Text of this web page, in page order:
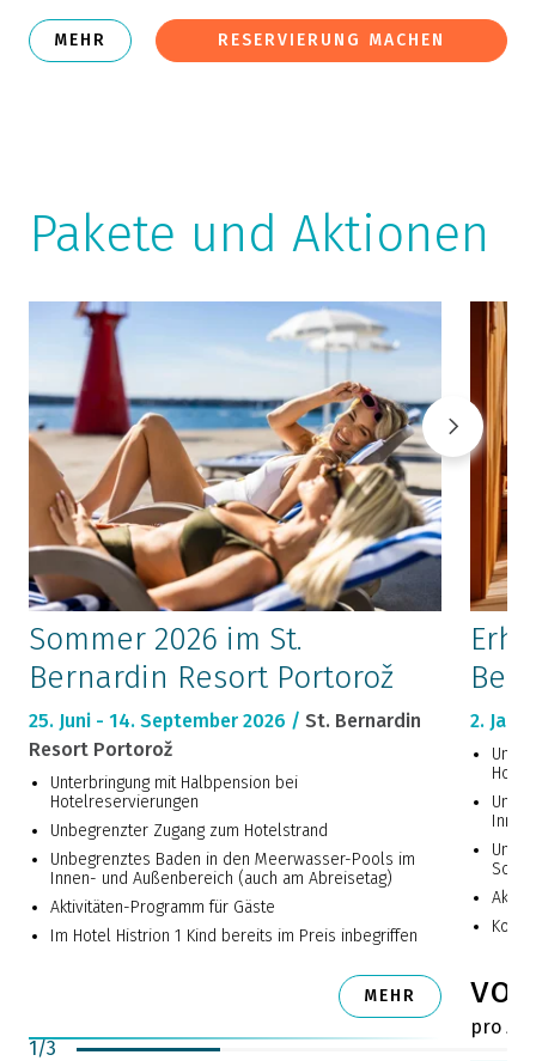
MEHR RESERVIERUNG MACHEN
Pakete und Aktionen
Sommer 2026 im St.
Bernardin Resort Portorož
25. Juni - 14. September 2026 / St. Bernardin
Resort Portorož
Unterbringung mit Halbpension bei
Hotelreservierungen
Unbegrenzter Zugang zum Hotelstrand
Unbegrenztes Baden in den Meerwasser-Pools im
Innen- und Außenbereich (auch am Abreisetag)
Aktivitäten-Programm für Gäste
Im Hotel Histrion 1 Kind bereits im Preis inbegriffen
MEHR
2.
pro
1/3